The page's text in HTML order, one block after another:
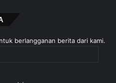
berlangganan berita dari kami.